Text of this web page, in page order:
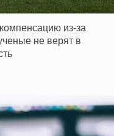
из-за
не верят в